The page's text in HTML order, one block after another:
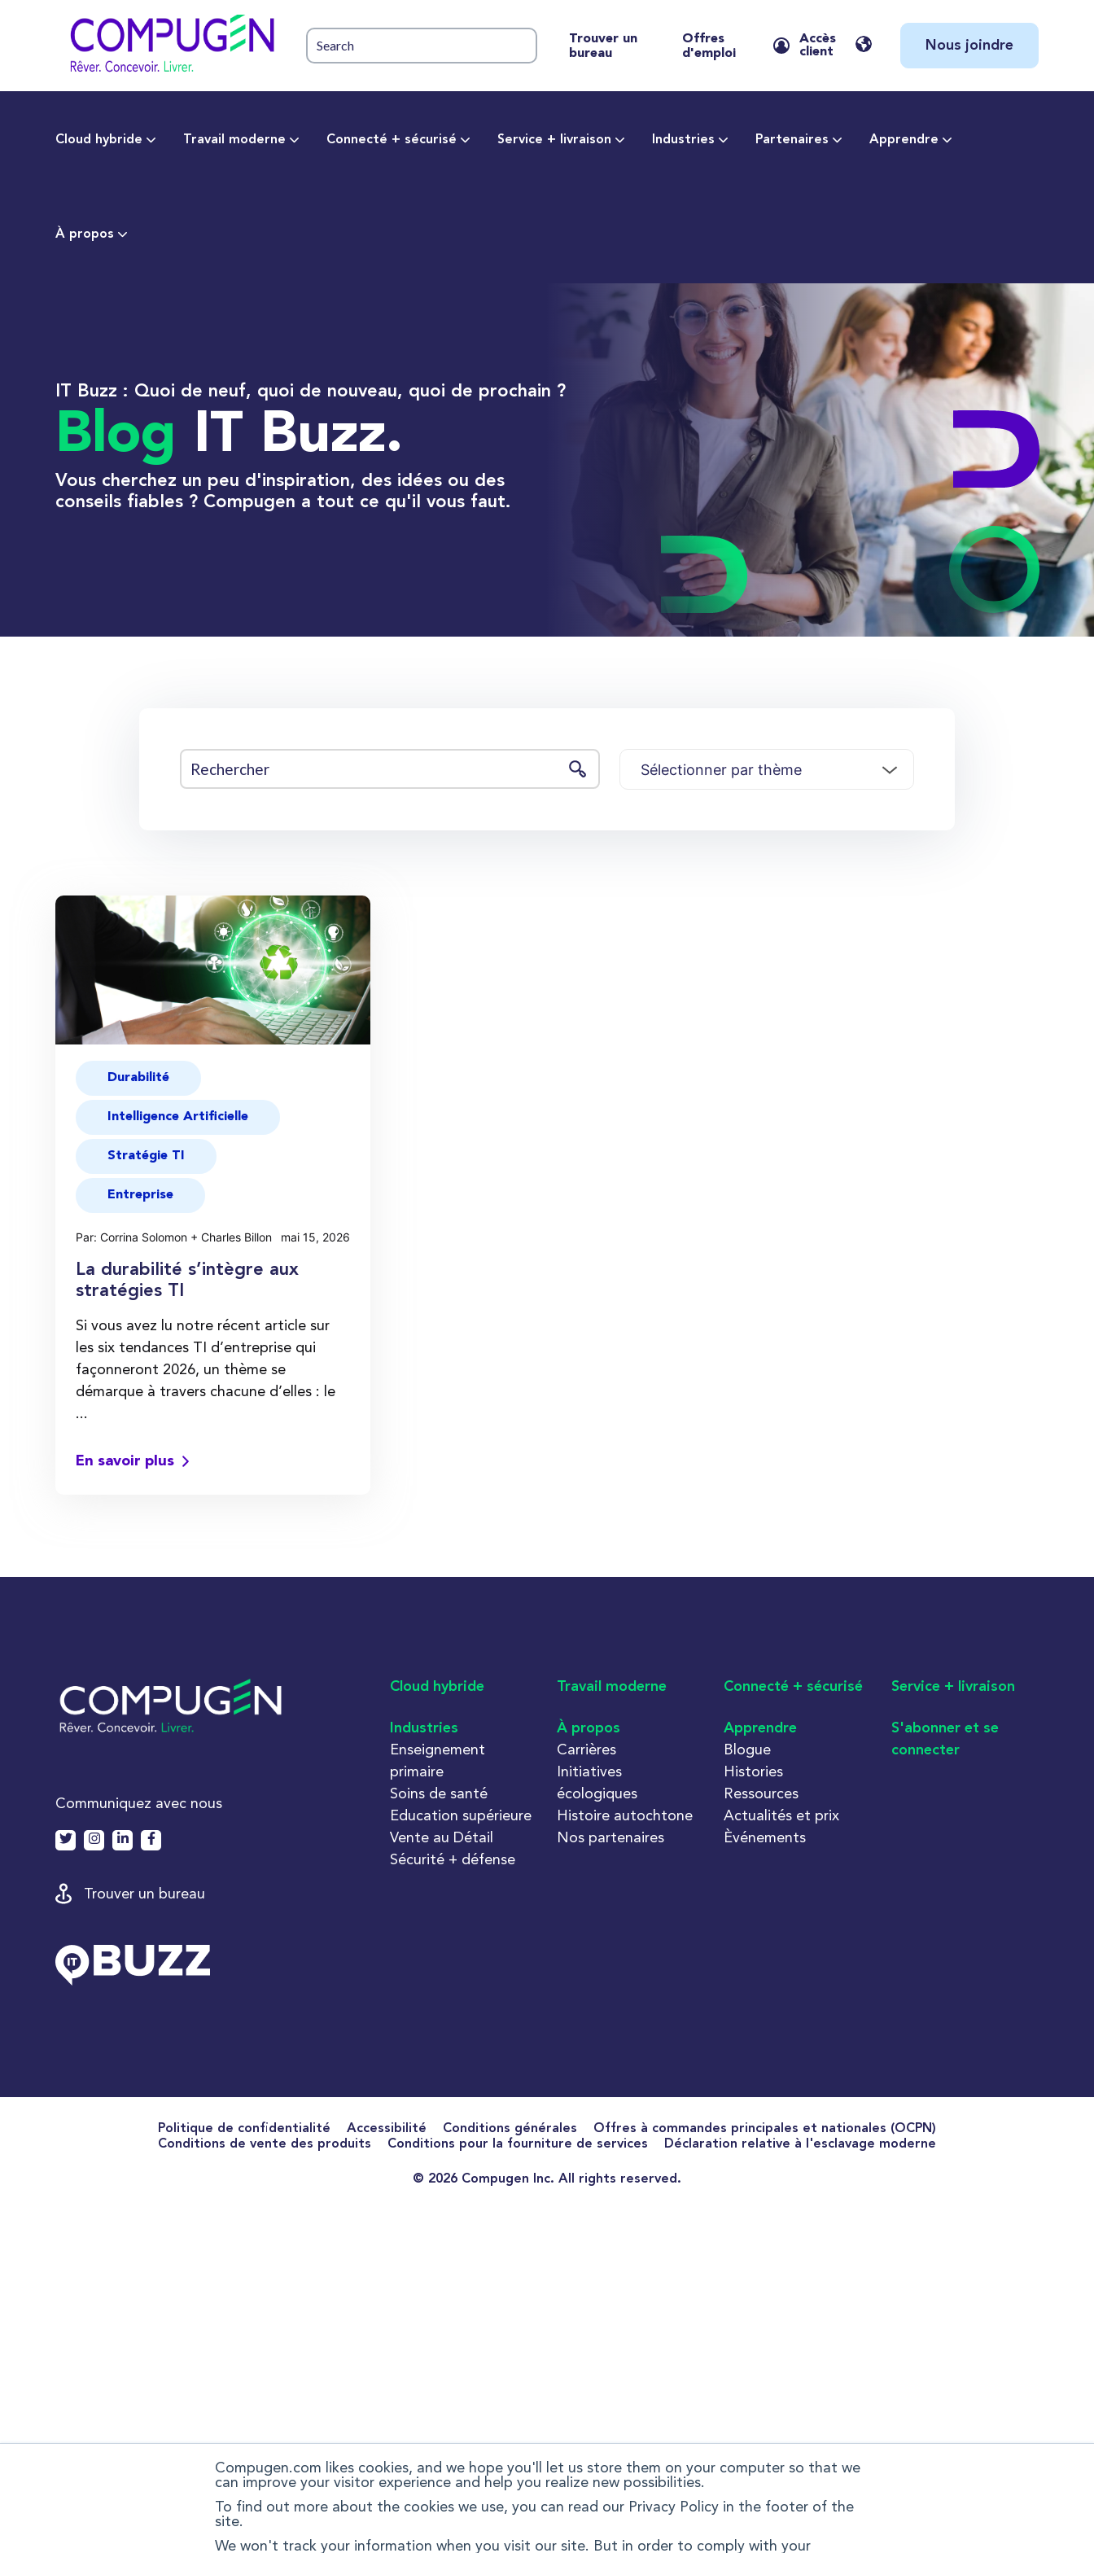
Compugen.com likes cookies, and we hope you'll let us store them on your computer so that we
can improve your visitor experience and help you realize new possibilities.
To find out more about the cookies we use, you can read our Privacy Policy in the footer of the
site.
We won't track your information when you visit our site. But in order to comply with your
Trouver un
bureau
Offres
d'emploi
Accès
client
Nous joindre
Cloud hybride Travail moderne Connecté + sécurisé Service + livraison Industries Partenaires Apprendre
À propos
IT Buzz : Quoi de neuf, quoi de nouveau, quoi de prochain ?
Blog IT Buzz.
Vous cherchez un peu d'inspiration, des idées ou des
conseils fiables ? Compugen a tout ce qu'il vous faut.
Durabilité
Intelligence Artificielle
Stratégie TI
Entreprise
Par: Corrina Solomon + Charles Billon mai 15, 2026
La durabilité s’intègre aux
stratégies TI
Si vous avez lu notre récent article sur
les six tendances TI d’entreprise qui
façonneront 2026, un thème se
démarque à travers chacune d’elles : le
...
En savoir plus
Communiquez avec nous
Trouver un bureau
Cloud hybride Travail moderne Connecté + sécurisé Service + livraison
Industries
Enseignement
primaire
Soins de santé
Education supérieure
Vente au Détail
Sécurité + défense
À propos
Carrières
Initiatives
écologiques
Histoire autochtone
Nos partenaires
Apprendre
Blogue
Histories
Ressources
Actualités et prix
Èvénements
S'abonner et se
connecter
Politique de confidentialité Accessibilité Conditions générales
Offres à commandes principales et nationales (OCPN)
Conditions de vente des produits
Conditions pour la fourniture de services Déclaration relative à l'esclavage moderne
© 2026 Compugen Inc. All rights reserved.